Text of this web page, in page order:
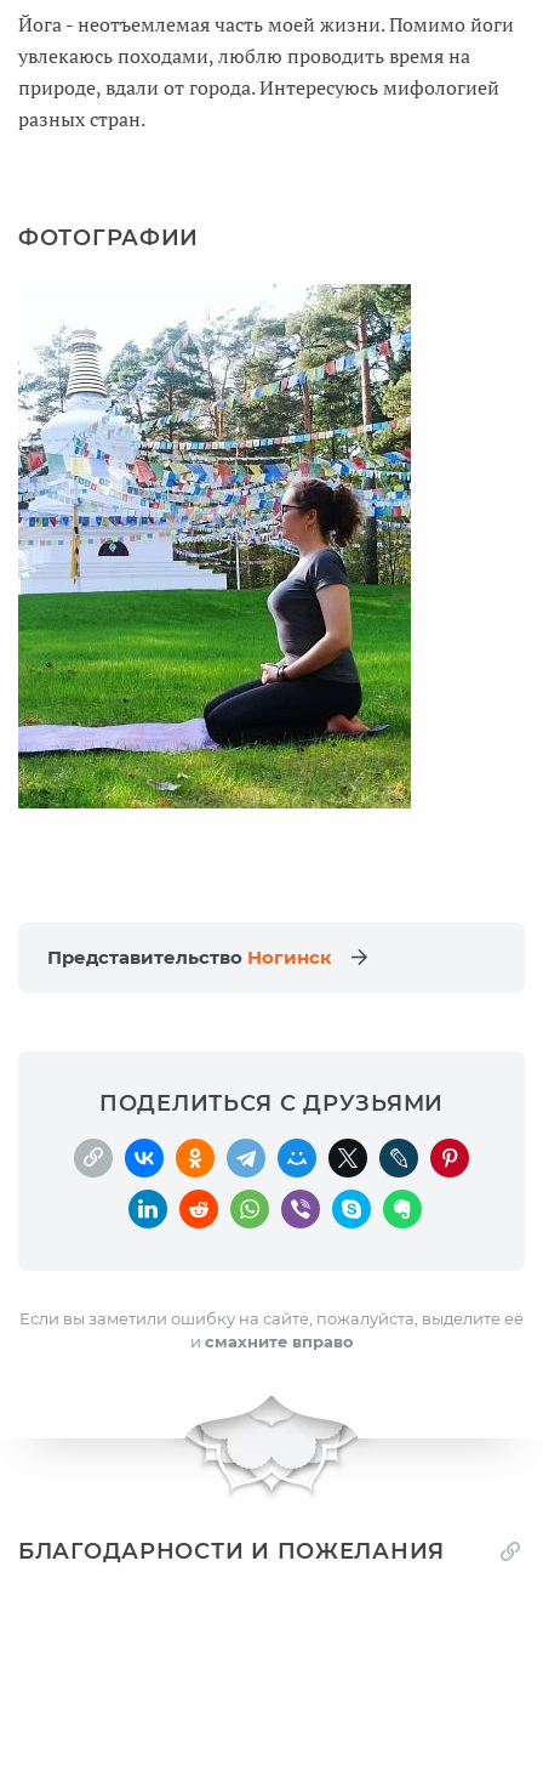
Йога - неотъемлемая часть моей жизни. Помимо йоги
увлекаюсь походами, люблю проводить время на
природе, вдали от города. Интересуюсь мифологией
разных стран.
ФОТОГРАФИИ
Представительство Ногинск
ПОДЕЛИТЬСЯ С ДРУЗЬЯМИ
Если вы заметили ошибку на сайте, пожалуйста, выделите её
и смахните вправо
БЛАГОДАРНОСТИ И ПОЖЕЛАНИЯ